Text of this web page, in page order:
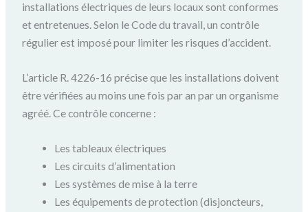
installations électriques de leurs locaux sont conformes
et entretenues. Selon le Code du travail, un contrôle
régulier est imposé pour limiter les risques d’accident.
L’article R. 4226-16 précise que les installations doivent
être vérifiées au moins une fois par an par un organisme
agréé. Ce contrôle concerne :
Les tableaux électriques
Les circuits d’alimentation
Les systèmes de mise à la terre
Les équipements de protection (disjoncteurs,